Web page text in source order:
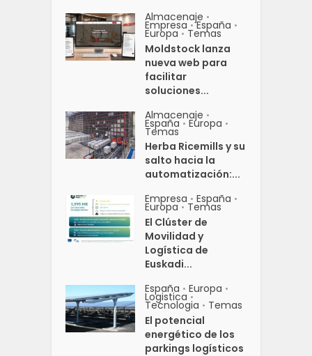
Almacenaje •
Empresa • España •
Europa • Temas
Moldstock lanza
nueva web para
facilitar
soluciones...
Almacenaje •
España • Europa •
Temas
Herba Ricemills y su
salto hacia la
automatización:...
Empresa • España •
Europa • Temas
El Clúster de
Movilidad y
Logística de
Euskadi...
España • Europa •
Logistica •
Tecnologia • Temas
El potencial
energético de los
parkings logísticos